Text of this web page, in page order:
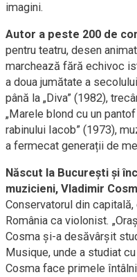
imagini.
Autor a peste 200 de
pentru teatru, desen
marchează fără echivoc
a doua jumătate a
până la „Diva” (1982),
„Marele blond cu un
rabinului Iacob” (1973),
a fermecat generații de
Născut la București și
muzicieni, Vladimir
Conservatorul din
România ca violonist.
Cosma și-a desăvârșit
Musique, unde a studiat
Cosma face primele